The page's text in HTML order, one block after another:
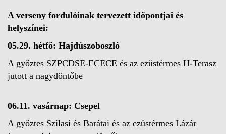
A verseny fordulóinak tervezett időpontjai és
helyszínei:
05.29. hétfő: Hajdúszoboszló
A győztes SZPCDSE-ECECE és az ezüstérmes H-Terasz
jutott a nagydöntőbe
06.11. vasárnap: Csepel
A győztes Szilasi és Barátai és az ezüstérmes Lázár